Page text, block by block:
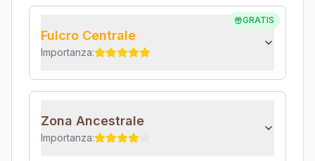
GRATIS
Fulcro Centrale
Importanza:
Zona Ancestrale
Importanza: